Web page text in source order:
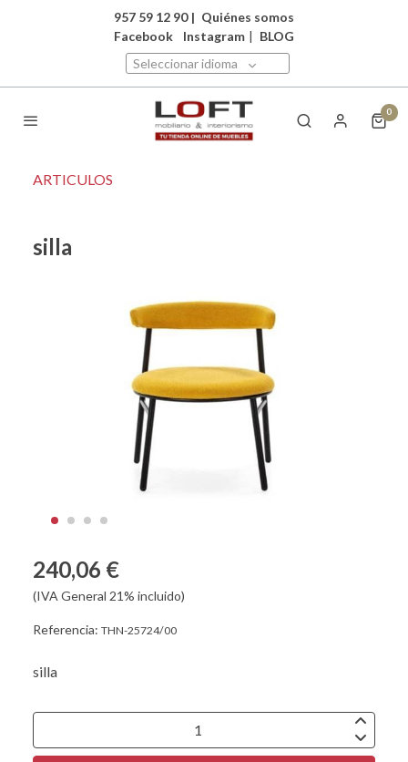
957 59 12 90 | Quiénes somos
Facebook
Instagram | BLOG
Seleccionar idioma
0
ARTICULOS
silla
240,06 €
(IVA General 21% incluido)
Referencia: THN-25724/00
silla